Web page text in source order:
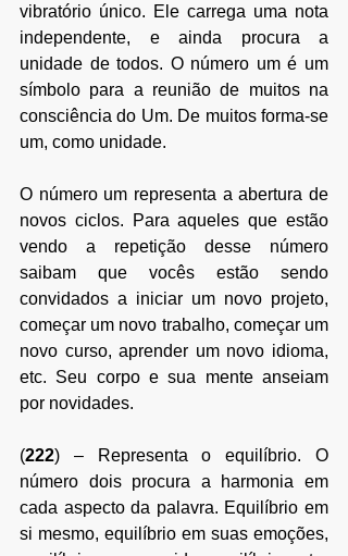
vibratório único. Ele carrega uma nota
independente, e ainda procura a
unidade de todos. O número um é um
símbolo para a reunião de muitos na
consciência do Um. De muitos forma-se
um, como unidade.
O número um representa a abertura de
novos ciclos. Para aqueles que estão
vendo a repetição desse número
saibam que vocês estão sendo
convidados a iniciar um novo projeto,
começar um novo trabalho, começar um
novo curso, aprender um novo idioma,
etc. Seu corpo e sua mente anseiam
por novidades.
(222) – Representa o equilíbrio. O
número dois procura a harmonia em
cada aspecto da palavra. Equilíbrio em
si mesmo, equilíbrio em suas emoções,